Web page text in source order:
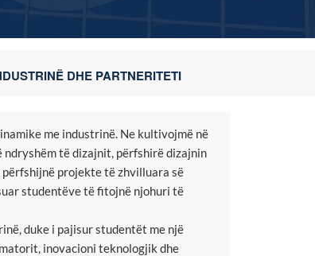
DHE PARTNERITETI
me industrinë. Ne kultivojmë në
të dizajnit, përfshirë dizajnin
projekte të zhvilluara së
studentëve të fitojnë njohuri të
duke i pajisur studentët me një
inovacioni teknologjik dhe